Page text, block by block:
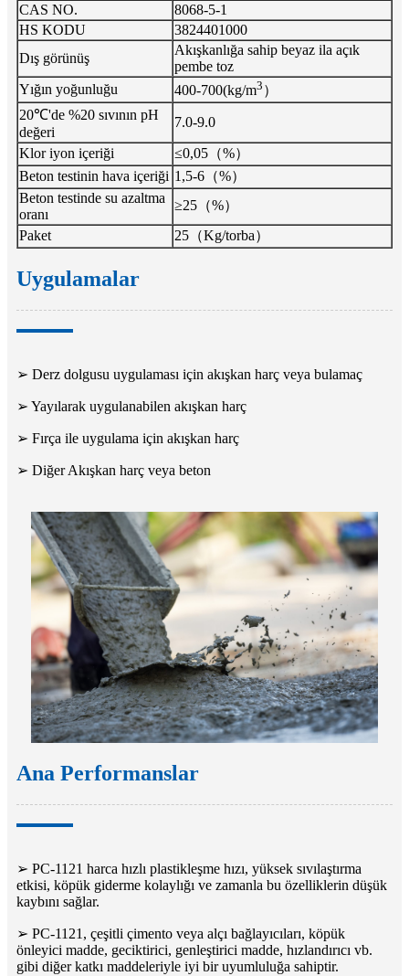
CAS NO.
8068-5-1
HS KODU
3824401000
Dış görünüş
Akışkanlığa sahip beyaz ila açık
pembe toz
Yığın yoğunluğu
400-700(kg/m3 ）
20℃'de %20 sıvının pH
değeri
7.0-9.0
Klor iyon içeriği
≤0,05（%）
Beton testinin hava içeriği 1,5-6（%）
Beton testinde su azaltma
oranı
≥25（%）
Paket
25（Kg/torba）
Uygulamalar
➢ Derz dolgusu uygulaması için akışkan harç veya bulamaç
➢ Yayılarak uygulanabilen akışkan harç
➢ Fırça ile uygulama için akışkan harç
➢ Diğer Akışkan harç veya beton
Ana Performanslar
➢ PC-1121 harca hızlı plastikleşme hızı, yüksek sıvılaştırma
etkisi, köpük giderme kolaylığı ve zamanla bu özelliklerin düşük
kaybını sağlar.
➢ PC-1121, çeşitli çimento veya alçı bağlayıcıları, köpük
önleyici madde, geciktirici, genleştirici madde, hızlandırıcı vb.
gibi diğer katkı maddeleriyle iyi bir uyumluluğa sahiptir.